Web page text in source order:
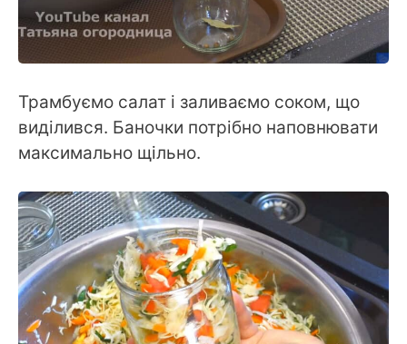
Трамбуємо салат і заливаємо соком, що
виділився. Баночки потрібно наповнювати
максимально щільно.